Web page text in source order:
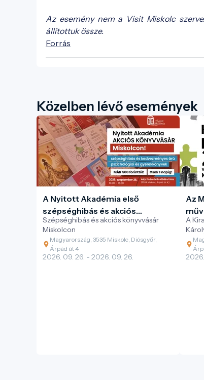
Az esemény nem a Visit Miskolc
állítottuk össze.
Forrás
Közelben lévő események
A Nyitott Akadémia első
szépséghibás és akciós
pszichológiai könyvvására
Miskolcon!
Szépséghibás és akciós könyvvásár
Miskolcon
Magyarország, 3535 Miskolc, Diósgyőr,
Árpád út 4
2026. 09. 26. - 2026. 09. 26.
Az
A
nyújt